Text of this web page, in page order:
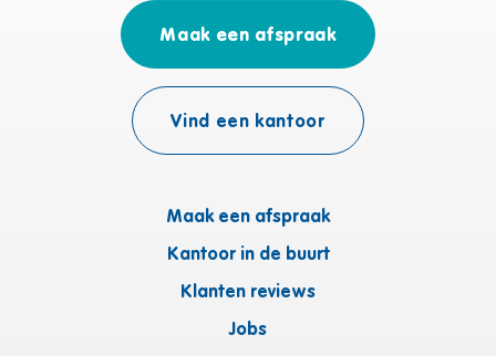
Maak een afspraak
Kantoor in de buurt
Klanten reviews
Jobs
Maak een afspraak
Vind een kantoor